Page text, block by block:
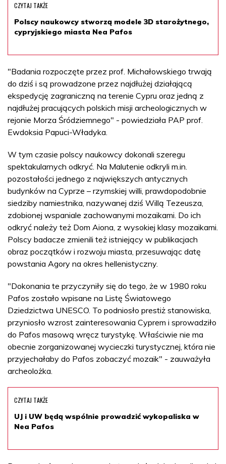
CZYTAJ TAKŻE
Polscy naukowcy stworzą modele 3D starożytnego,
cypryjskiego miasta Nea Pafos
"Badania rozpoczęte przez prof. Michałowskiego trwają
do dziś i są prowadzone przez najdłużej działającą
ekspedycję zagraniczną na terenie Cypru oraz jedną z
najdłużej pracujących polskich misji archeologicznych w
rejonie Morza Śródziemnego" - powiedziała PAP prof.
Ewdoksia Papuci-Władyka.
W tym czasie polscy naukowcy dokonali szeregu
spektakularnych odkryć. Na Malutenie odkryli m.in.
pozostałości jednego z największych antycznych
budynków na Cyprze – rzymskiej willi, prawdopodobnie
siedziby namiestnika, nazywanej dziś Willą Tezeusza,
zdobionej wspaniale zachowanymi mozaikami. Do ich
odkryć należy też Dom Aiona, z wysokiej klasy mozaikami.
Polscy badacze zmienili też istniejący w publikacjach
obraz początków i rozwoju miasta, przesuwając datę
powstania Agory na okres hellenistyczny.
"Dokonania te przyczyniły się do tego, że w 1980 roku
Pafos zostało wpisane na Listę Światowego
Dziedzictwa UNESCO. To podniosło prestiż stanowiska,
przyniosło wzrost zainteresowania Cyprem i sprowadziło
do Pafos masową wręcz turystykę. Właściwie nie ma
obecnie zorganizowanej wycieczki turystycznej, która nie
przyjechałaby do Pafos zobaczyć mozaik" - zauważyła
archeolożka.
CZYTAJ TAKŻE
UJ i UW będą wspólnie prowadzić wykopaliska w
Nea Pafos